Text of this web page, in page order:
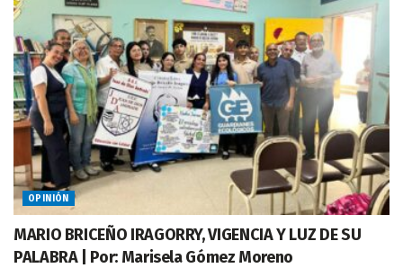
OPINIÓN
MARIO BRICEÑO IRAGORRY, VIGENCIA Y LUZ DE SU
PALABRA | Por: Marisela Gómez Moreno